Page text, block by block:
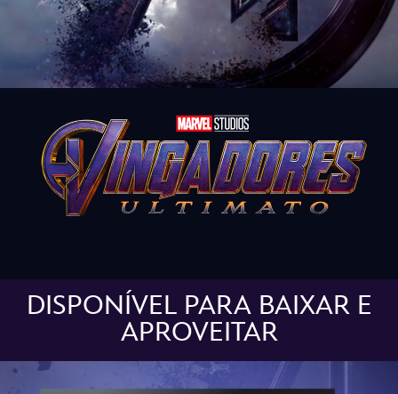
DISPONÍVEL PARA BAIXAR E
APROVEITAR